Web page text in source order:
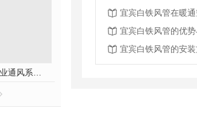
螺旋除尘风管
宜宾白铁风管在暖
宜宾白铁风管的优
宜宾白铁风管的安